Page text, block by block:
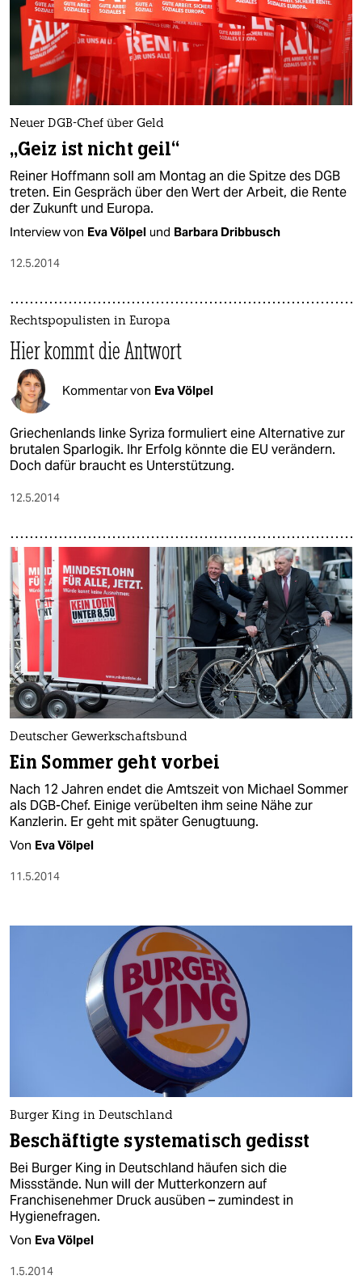
Neuer DGB-Chef über Geld
„Geiz ist nicht geil“
Reiner Hoffmann soll am Montag an die Spitze des DGB
treten. Ein Gespräch über den Wert der Arbeit, die Rente
der Zukunft und Europa.
Interview von Eva Völpel und Barbara Dribbusch
12.5.2014
Rechtspopulisten in Europa
Hier kommt die Antwort
Kommentar von Eva Völpel
Griechenlands linke Syriza formuliert eine Alternative zur
brutalen Sparlogik. Ihr Erfolg könnte die EU verändern.
Doch dafür braucht es Unterstützung.
12.5.2014
Deutscher Gewerkschaftsbund
Ein Sommer geht vorbei
Nach 12 Jahren endet die Amtszeit von Michael Sommer
als DGB-Chef. Einige verübelten ihm seine Nähe zur
Kanzlerin. Er geht mit später Genugtuung.
Von Eva Völpel
11.5.2014
Burger King in Deutschland
Beschäftigte systematisch gedisst
Bei Burger King in Deutschland häufen sich die
Missstände. Nun will der Mutterkonzern auf
Franchisenehmer Druck ausüben – zumindest in
Hygienefragen.
Von Eva Völpel
1.5.2014